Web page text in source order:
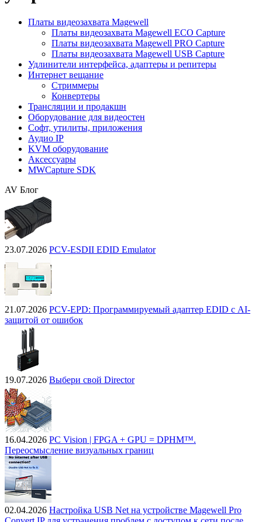
Платы видеозахвата Magewell
Платы видеозахвата Magewell ECO Capture
Платы видеозахвата Magewell PRO Capture
Платы видеозахвата Magewell USB Capture
Удлинители интерфейса, адаптеры и репитеры
Интернет вещание
Стриммеры
Конвертеры
Трансляции и продакшн
Оборудование для видеостен
Софт, утилиты, приложения
Аудио IP
KVM оборудование
Аксессуары
MWCapture SDK
AV Блог
23.07.2026 PCV-ESDII EDID Emulator
21.07.2026 PCV-EPD: Программируемый адаптер EDID с AI-
защитой от ошибок
19.07.2026 Выбери свой Director
16.04.2026 PC Vision | FPGA + GPU = DPHM™.
Переосмысление визуальных границ
02.04.2026 Настройка USB Net на устройстве Magewell Pro